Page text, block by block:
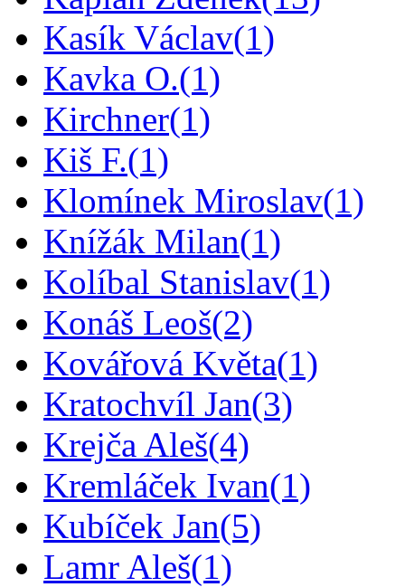
Kasík Václav(1)
Kavka O.(1)
Kirchner(1)
Kiš F.(1)
Klomínek Miroslav(1)
Knížák Milan(1)
Kolíbal Stanislav(1)
Konáš Leoš(2)
Kovářová Květa(1)
Kratochvíl Jan(3)
Krejča Aleš(4)
Kremláček Ivan(1)
Kubíček Jan(5)
Lamr Aleš(1)